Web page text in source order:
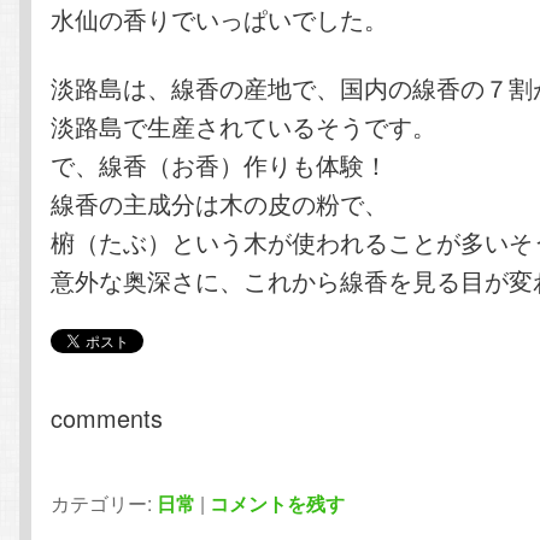
水仙の香りでいっぱいでした。
淡路島は、線香の産地で、国内の線香の７割
淡路島で生産されているそうです。
で、線香（お香）作りも体験！
線香の主成分は木の皮の粉で、
椨（たぶ）という木が使われることが多い
意外な奥深さに、これから線香を見る目が
comments
カテゴリー: 日常 | コメントを残す